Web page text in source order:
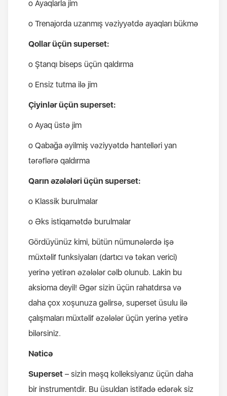
o Ayaqlarla jim
o Trenajorda uzanmış vəziyyətdə ayaqları bükmə
Qollar üçün superset:
o Ştanqı biseps üçün qaldırma
o Ensiz tutma ilə jim
Çiyinlər üçün superset:
o Ayaq üstə jim
o Qabağa əyilmiş vəziyyətdə hantelləri yan
tərəflərə qaldırma
Qarın əzələləri üçün superset:
o Klassik burulmalar
o Əks istiqamətdə burulmalar
Gördüyünüz kimi, bütün nümunələrdə işə
müxtəlif funksiyaları (dartıcı və təkan verici)
yerinə yetirən əzələlər cəlb olunub. Lakin bu
aksioma deyil! Əgər sizin üçün rahatdırsa və
daha çox xoşunuza gəlirsə, superset üsulu ilə
çalışmaları müxtəlif əzələlər üçün yerinə yetirə
bilərsiniz.
Nəticə
Superset – sizin məşq kolleksiyanız üçün daha
bir instrumentdir. Bu üsuldan istifadə edərək siz